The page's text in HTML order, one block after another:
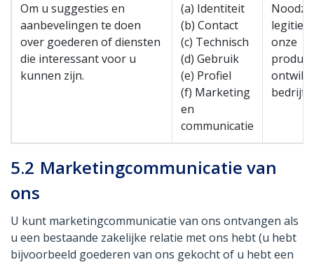
Om u suggesties en
aanbevelingen te doen
over goederen of diensten
die interessant voor u
kunnen zijn.
(a) Identiteit
(b) Contact
(c) Technisch
(d) Gebruik
(e) Profiel
(f) Marketing
en
communicatie
onze
bedrijf
5.2 Marketingcommunicatie van
ons
U kunt marketingcommunicatie van ons ontvangen als
u een bestaande zakelijke relatie met ons hebt (u hebt
bijvoorbeeld goederen van ons gekocht of u hebt een